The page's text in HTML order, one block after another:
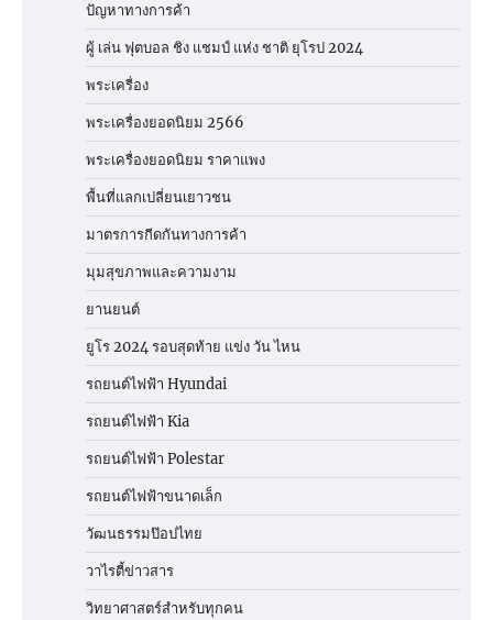
ปัญหาทางการค้า
ผู้ เล่น ฟุตบอล ชิง แชมป์ แห่ง ชาติ ยุโรป 2024
พระเครื่อง
พระเครื่องยอดนิยม 2566
พระเครื่องยอดนิยม ราคาแพง
พื้นที่แลกเปลี่ยนเยาวชน
มาตรการกีดกันทางการค้า
มุมสุขภาพและความงาม
ยานยนต์
ยูโร 2024 รอบสุดท้าย แข่ง วัน ไหน
รถยนต์ไฟฟ้า Hyundai
รถยนต์ไฟฟ้า Kia
รถยนต์ไฟฟ้า Polestar
รถยนต์ไฟฟ้าขนาดเล็ก
วัฒนธรรมป๊อปไทย
วาไรตี้ข่าวสาร
วิทยาศาสตร์สำหรับทุกคน